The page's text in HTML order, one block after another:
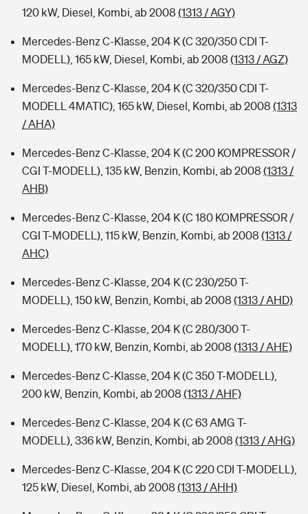
120 kW, Diesel, Kombi, ab 2008 (1313 / AGY)
Mercedes-Benz C-Klasse, 204 K (C 320/350 CDI T-
MODELL), 165 kW, Diesel, Kombi, ab 2008 (1313 / AGZ)
Mercedes-Benz C-Klasse, 204 K (C 320/350 CDI T-
MODELL 4MATIC), 165 kW, Diesel, Kombi, ab 2008 (1313
/ AHA)
Mercedes-Benz C-Klasse, 204 K (C 200 KOMPRESSOR /
CGI T-MODELL), 135 kW, Benzin, Kombi, ab 2008 (1313 /
AHB)
Mercedes-Benz C-Klasse, 204 K (C 180 KOMPRESSOR /
CGI T-MODELL), 115 kW, Benzin, Kombi, ab 2008 (1313 /
AHC)
Mercedes-Benz C-Klasse, 204 K (C 230/250 T-
MODELL), 150 kW, Benzin, Kombi, ab 2008 (1313 / AHD)
Mercedes-Benz C-Klasse, 204 K (C 280/300 T-
MODELL), 170 kW, Benzin, Kombi, ab 2008 (1313 / AHE)
Mercedes-Benz C-Klasse, 204 K (C 350 T-MODELL),
200 kW, Benzin, Kombi, ab 2008 (1313 / AHF)
Mercedes-Benz C-Klasse, 204 K (C 63 AMG T-
MODELL), 336 kW, Benzin, Kombi, ab 2008 (1313 / AHG)
Mercedes-Benz C-Klasse, 204 K (C 220 CDI T-MODELL),
125 kW, Diesel, Kombi, ab 2008 (1313 / AHH)